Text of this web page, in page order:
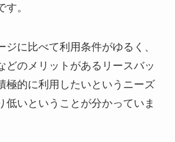
。
ジに比べて利用条件がゆるく、
どのメリットがあるリースバッ
極的に利用したいというニーズ
低いということが分かっていま